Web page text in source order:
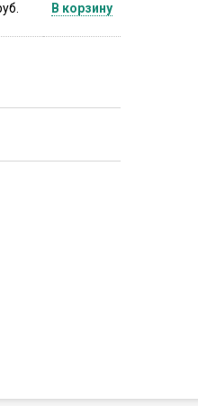
В корзину